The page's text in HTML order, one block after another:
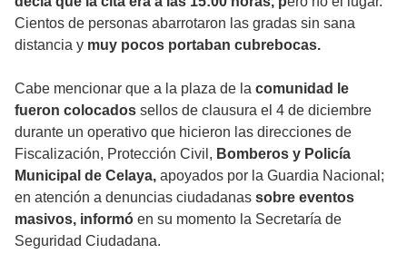
Cientos de personas abarrotaron las gradas sin sana
distancia y muy pocos portaban cubrebocas.
Cabe mencionar que a la plaza de la comunidad le
fueron colocados sellos de clausura el 4 de diciembre
durante un operativo que hicieron las direcciones de
Fiscalización, Protección Civil, Bomberos y Policía
Municipal de Celaya, apoyados por la Guardia Nacional;
en atención a denuncias ciudadanas sobre eventos
masivos, informó en su momento la Secretaría de
Seguridad Ciudadana.